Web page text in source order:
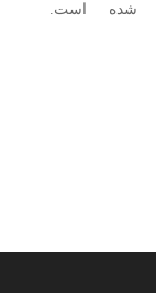
شده است.